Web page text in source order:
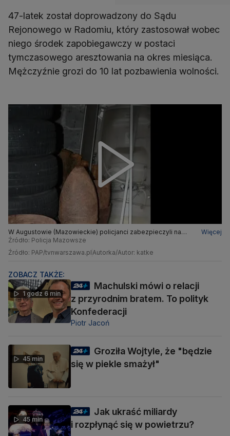
47-latek został doprowadzony do Sądu
Rejonowego w Radomiu, który zastosował wobec
niego środek zapobiegawczy w postaci
tymczasowego aresztowania na okres miesiąca.
Mężczyźnie grozi do 10 lat pozbawienia wolności.
W Augustowie (Mazowieckie) policjanci zabezpieczyli na
jednej z posesji co najmniej 300 kilogramów trotylu i kilkaset
sztuk broni
Więcej
Źródło: Policja Mazowsze
Źródło: PAP/tvnwarszawa.plAutorka/Autor: katke
ZOBACZ TAKŻE:
1 godz 6 min
Machulski mówi o relacji
z przyrodnim bratem. To polityk
Konfederacji
Piotr Jacoń
45 min
Groziła Wojtyle, że "będzie
się w piekle smażył"
45 min
Jak ukraść miliardy
i rozpłynąć się w powietrzu?